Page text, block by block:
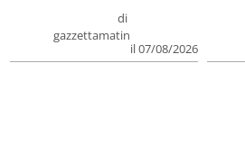
di
gazzettamatin
il 07/08/2026